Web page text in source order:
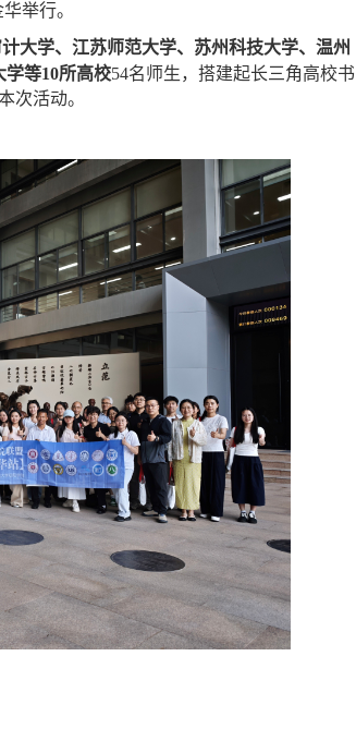
举行。
大学、江苏师范大学、苏州科技大学、温州
学等10所高校54名师生，搭建起长三角高校书
次活动。